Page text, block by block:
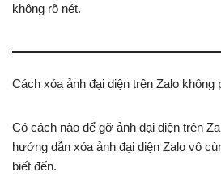
không rõ nét.
Cách xóa ảnh đại diện trên Zalo không
Có cách nào để gỡ ảnh đại diện trên
hướng dẫn xóa ảnh đại diện Zalo vô
biết đến.